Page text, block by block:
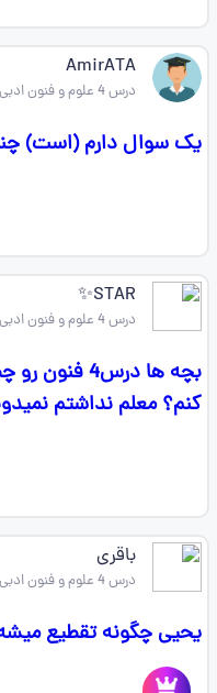
AmirATA
درس 4 علوم و فنون ادبی دهم
یک سوال دارم (است)
STAR✨
درس 4 علوم و فنون ادبی دهم
بچه ها درس4
کنم؟ معلم نداشتم
باقری
درس 4 علوم و فنون ادبی دهم
یحیی چگونه تقطیع